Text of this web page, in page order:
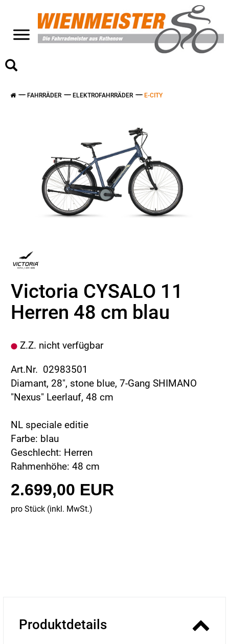
FAHRRÄDER ELEKTROFAHRRÄDER E-CITY
Victoria CYSALO 11
Herren 48 cm blau
Z.Z. nicht verfügbar
Art.Nr. 02983501
Diamant, 28", stone blue, 7-Gang SHIMANO
"Nexus" Leerlauf, 48 cm
NL speciale editie
Farbe: blau
Geschlecht: Herren
Rahmenhöhe: 48 cm
2.699,00 EUR
pro Stück (inkl. MwSt.)
Produktdetails